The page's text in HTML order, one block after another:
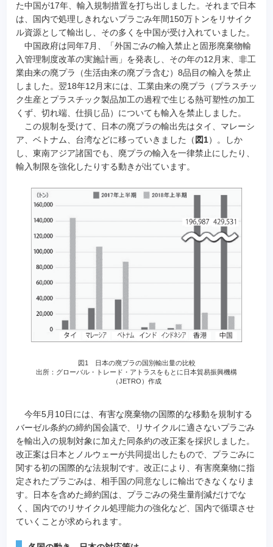
た中国が17年、輸入規制措置を打ち出しました。それまで日本
は、国内で処理しきれないプラごみ年間150万トンをリサイク
ル資源として輸出し、その多くを中国が受け入れていました。
中国政府は同年7月、「外国ごみの輸入禁止と固形廃棄物輸
入管理制度改革の実施計画」を発表し、その年の12月末、非工
業由来の廃プラ（生活由来の廃プラ含む）8品目の輸入を禁止
しました。翌18年12月末には、工業由来の廃プラ（プラスチッ
ク生産とプラスチック製品加工の過程で生じる熱可塑性の加工
くず、切れ端、仕損じ品）についても輸入を禁止しました。
この規制を受けて、日本の廃プラの輸出先はタイ、マレーシ
ア、ベトナム、台湾などに移っていきました（ 図1）。しか
し、東南アジア諸国でも、廃プラの輸入を一律禁止にしたり、
輸入制限を強化したりする動きが出ています。
図1 日本の廃プラの国別輸出量の比較
出所：グローバル・トレード・アトラスをもとに日本貿易振興機構
（JETRO）作成
今年5月10日には、有害な廃棄物の国際的な移動を規制する
バーゼル条約の締約国会議で、リサイクルに適さないプラごみ
を輸出入の規制対象に加えた同条約の改正案を採択しました。
改正案は日本とノルウェーが共同提出したもので、プラごみに
関する初の国際的な法規制です。改正により、有害廃棄物に指
定されたプラごみは、相手国の同意なしに輸出できなくなりま
す。日本を含めた締約国は、プラごみの発生量削減だけでな
く、国内でのリサイクル処理能力の強化など、国内で循環させ
ていくことが求められます。